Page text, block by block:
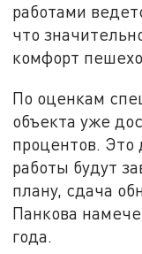
работами
что
комфорт
По оценкам
объекта уже
процентов. Это
работы будут
плану, сдача
Панкова
года.